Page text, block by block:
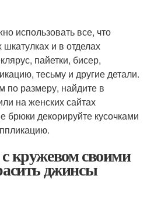
использовать все, что
и в отделах
пайетки, бисер,
тесьму и другие детали.
по размеру, найдите в
на женских сайтах
брюки декорируйте кусочками
кружевом своими
джинсы